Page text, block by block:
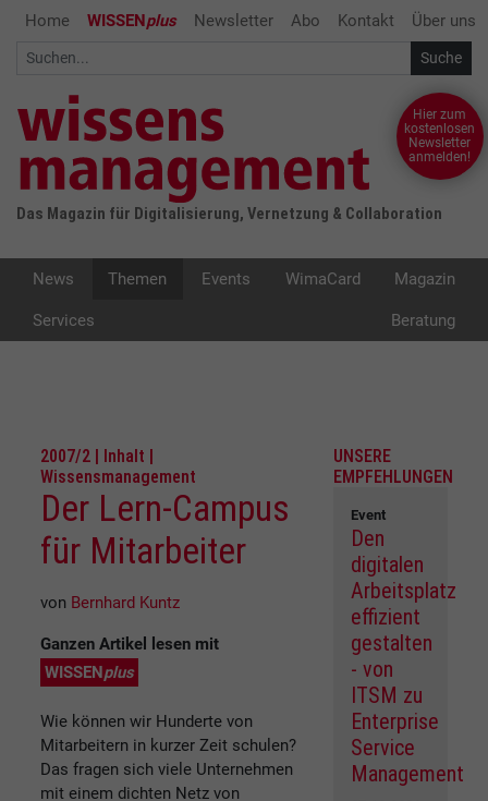
Home WISSENplus Newsletter Abo Kontakt Über uns
Das Magazin für Digitalisierung, Vernetzung & Collaboration
Hier zum
kostenlosen
Newsletter
anmelden!
News Themen Events WimaCard Magazin
Services Beratung
2007/2 | Inhalt |
Wissensmanagement
Der Lern-Campus
für Mitarbeiter
von Bernhard Kuntz
Ganzen Artikel lesen mit
WISSENplus
Wie können wir Hunderte von
Mitarbeitern in kurzer Zeit schulen?
Das fragen sich viele Unternehmen
mit einem dichten Netz von
UNSERE
EMPFEHLUNGEN
Event
Den
digitalen
Arbeitsplatz
effizient
gestalten
- von
ITSM zu
Enterprise
Service
Management